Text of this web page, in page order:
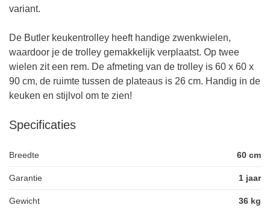
variant.
De Butler keukentrolley heeft handige zwenkwielen,
waardoor je de trolley gemakkelijk verplaatst. Op twee
wielen zit een rem. De afmeting van de trolley is 60 x 60 x
90 cm, de ruimte tussen de plateaus is 26 cm. Handig in de
keuken en stijlvol om te zien!
Specificaties
Breedte 60 cm
Garantie 1 jaar
Gewicht 36 kg